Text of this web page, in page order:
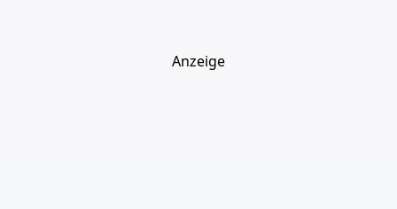
Anzeige